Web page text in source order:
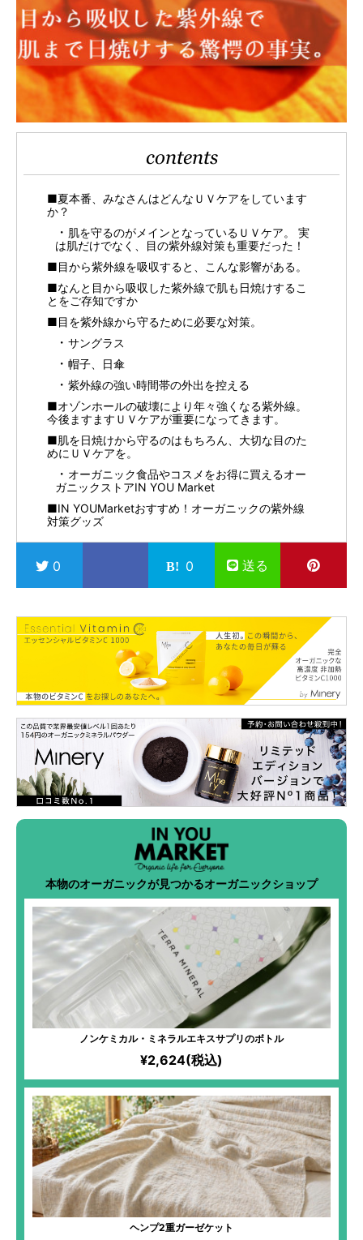
contents
■夏本番、みなさんはどんなＵＶケアをしています
か？
肌を守るのがメインとなっているＵＶケア。 実
は肌だけでなく、目の紫外線対策も重要だった！
■目から紫外線を吸収すると、こんな影響がある。
■なんと目から吸収した紫外線で肌も日焼けするこ
とをご存知ですか
■目を紫外線から守るために必要な対策。
サングラス
帽子、日傘
紫外線の強い時間帯の外出を控える
■オゾンホールの破壊により年々強くなる紫外線。
今後ますますＵＶケアが重要になってきます。
■肌を日焼けから守るのはもちろん、大切な目のた
めにＵＶケアを。
オーガニック食品やコスメをお得に買えるオー
ガニックストアIN YOU Market
■IN YOUMarketおすすめ！オーガニックの紫外線
対策グッズ
0 0 送る
本物のオーガニックが見つかるオーガニックショップ
ノンケミカル・ミネラルエキスサプリのボトル
¥2,624(税込)
ヘンプ2重ガーゼケット